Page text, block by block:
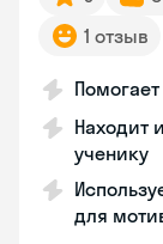
1 отзыв
Находит
ученику
для